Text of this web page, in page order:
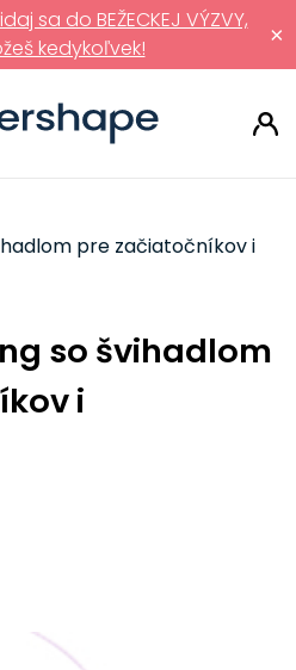
×
sa do BEŽECKEJ VÝZVY,
kedykoľvek!
pre začiatočníkov i
so švihadlom
i